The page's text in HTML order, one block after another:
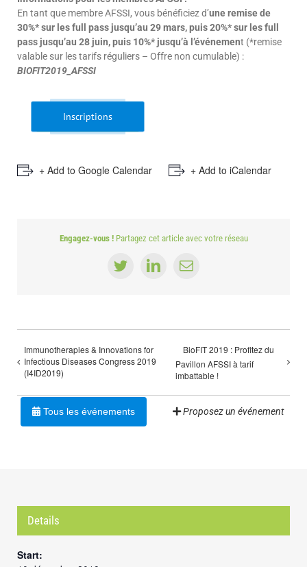
En tant que membre AFSSI, vous bénéficiez d’une remise de
30%* sur les full pass jusqu’au 29 mars, puis 20%* sur les full
pass jusqu’au 28 juin, puis 10%* jusqu’à l’événement (*remise
valable sur les tarifs réguliers – Offre non cumulable) :
BIOFIT2019_AFSSI
Inscriptions
+ Add to Google Calendar + Add to iCalendar
Engagez-vous !Partagez cet article avec votre réseau
TwitterLinkedInEmail
Immunotherapies & Innovations for
Infectious Diseases Congress 2019
(I4ID2019)
BioFIT 2019 : Profitez du
Pavillon AFSSI à tarif
imbattable !
Tous les événements Proposez un événement
Details
Start: